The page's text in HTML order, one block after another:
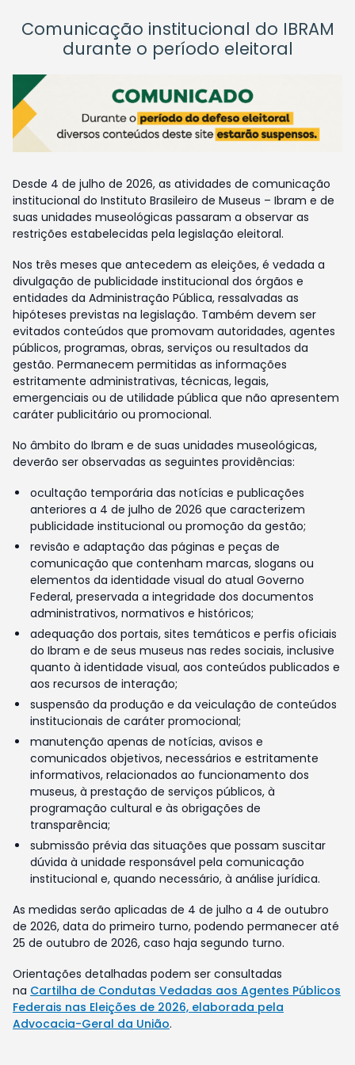
Comunicação institucional do IBRAM
durante o período eleitoral
Desde 4 de julho de 2026, as atividades de comunicação
institucional do Instituto Brasileiro de Museus – Ibram e de
suas unidades museológicas passaram a observar as
restrições estabelecidas pela legislação eleitoral.
Nos três meses que antecedem as eleições, é vedada a
divulgação de publicidade institucional dos órgãos e
entidades da Administração Pública, ressalvadas as
hipóteses previstas na legislação. Também devem ser
evitados conteúdos que promovam autoridades, agentes
públicos, programas, obras, serviços ou resultados da
gestão. Permanecem permitidas as informações
estritamente administrativas, técnicas, legais,
emergenciais ou de utilidade pública que não apresentem
caráter publicitário ou promocional.
No âmbito do Ibram e de suas unidades museológicas,
deverão ser observadas as seguintes providências:
ocultação temporária das notícias e publicações
anteriores a 4 de julho de 2026 que caracterizem
publicidade institucional ou promoção da gestão;
revisão e adaptação das páginas e peças de
comunicação que contenham marcas, slogans ou
elementos da identidade visual do atual Governo
Federal, preservada a integridade dos documentos
administrativos, normativos e históricos;
adequação dos portais, sites temáticos e perfis oficiais
do Ibram e de seus museus nas redes sociais, inclusive
quanto à identidade visual, aos conteúdos publicados e
aos recursos de interação;
suspensão da produção e da veiculação de conteúdos
institucionais de caráter promocional;
manutenção apenas de notícias, avisos e
comunicados objetivos, necessários e estritamente
informativos, relacionados ao funcionamento dos
museus, à prestação de serviços públicos, à
programação cultural e às obrigações de
transparência;
submissão prévia das situações que possam suscitar
dúvida à unidade responsável pela comunicação
institucional e, quando necessário, à análise jurídica.
As medidas serão aplicadas de 4 de julho a 4 de outubro
de 2026, data do primeiro turno, podendo permanecer até
25 de outubro de 2026, caso haja segundo turno.
Orientações detalhadas podem ser consultadas
na Cartilha de Condutas Vedadas aos Agentes Públicos
Federais nas Eleições de 2026, elaborada pela
Advocacia-Geral da União.